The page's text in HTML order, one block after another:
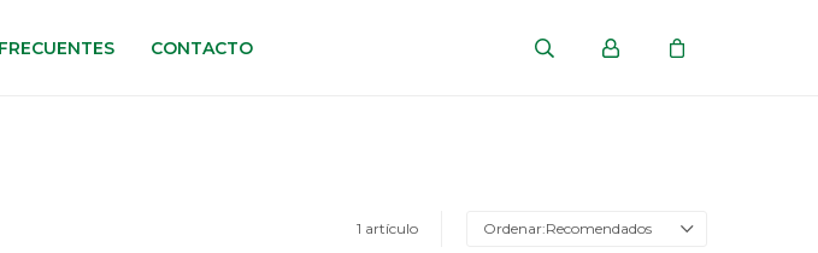
CONTACTO
1 artículo Recomendados